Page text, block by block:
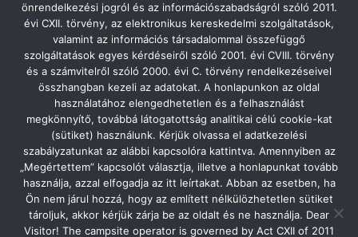
ACSI – CAMPING.INFO
önrendelkezési jogról és az információszabadságról szóló 2011.
évi CXII. törvény, az elektronikus kereskedelmi szolgáltatások,
valamint az információs társadalommal összefüggő
szolgáltatások egyes kérdéseiről szóló 2001. évi CVIII. törvény
és a számvitelről szóló 2000. évi C. törvény rendelkezéseivel
összhangban kezeli az adatokat. A honlapunkon az oldal
használatához elengedhetetlen és a felhasználást
megkönnyítő, továbbá látogatottság analitikai célú cookie-kat
(sütiket) használunk. Kérjük olvassa el adatkezelési
szabályzatunkat az alábbi kapcsolóra kattintva. Amennyiben az
„Megértettem” kapcsolót választja, illetve a honlapunkat tovább
használja, azzal elfogadja az itt leírtakat. Abban az esetben, ha
Ön nem járul hozzá, hogy az említett nélkülözhetetlen sütiket
tároljuk, akkor kérjük zárja be az oldalt és ne használja. Dear
Visitor! The campsite operator is governed by Act CXII of 2011